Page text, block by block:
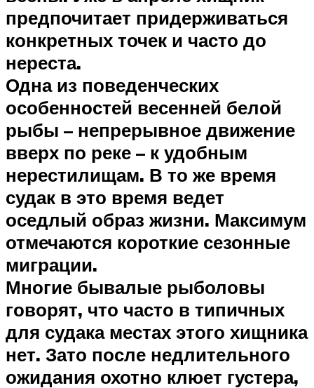
предпочитает придерживаться
конкретных точек и часто до
нереста.
Одна из поведенческих
особенностей весенней белой
рыбы – непрерывное движение
вверх по реке – к удобным
нерестилищам. В то же время
судак в это время ведет
оседлый образ жизни. Максимум
отмечаются короткие сезонные
миграции.
Многие бывалые рыболовы
говорят, что часто в типичных
для судака местах этого хищника
нет. Зато после недлительного
ожидания охотно клюет густера,